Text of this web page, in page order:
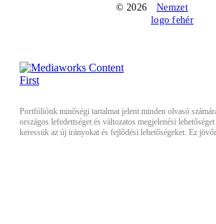
© 2026
Portfóliónk minőségi tartalmat jelent minden olvasó
országos lefedettséget és változatos megjelenési
keressük az új irányokat és fejlődési lehetőségeket. Ez